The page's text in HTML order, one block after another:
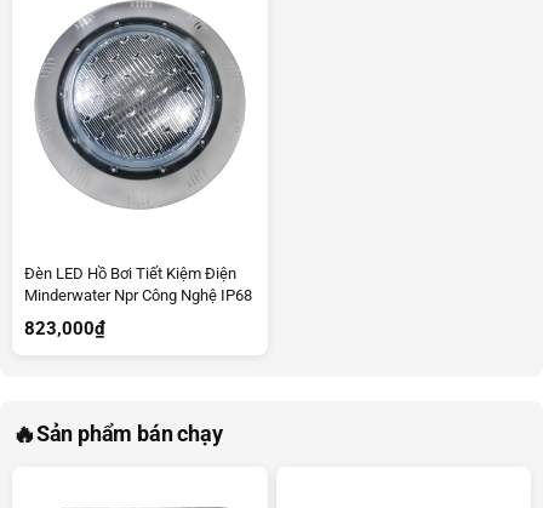
Đèn LED Hồ Bơi Tiết Kiệm Điện
Minderwater Npr Công Nghệ IP68
823,000₫
🔥Sản phẩm bán chạy